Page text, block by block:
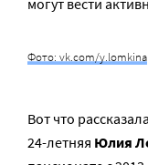
могут вести
Фото: vk.com/y.lomkina
Вот что
24-летняя Юлия